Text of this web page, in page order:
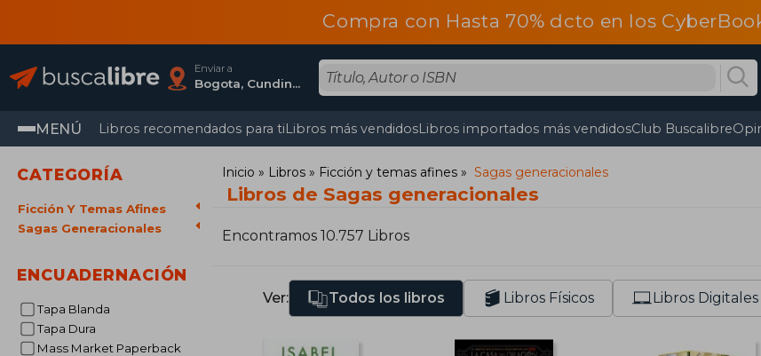
Compra con Hasta 70% dcto en los
Enviar a
Bogota, Cundinamarca
MENÚ Libros recomendados para tiLibros más vendidosLibros importados más vendidosClub Buscalibre
CATEGORÍA
Ficción Y Temas Afines
Sagas Generacionales
ENCUADERNACIÓN
Tapa Blanda
Tapa Dura
Mass Market Paperback
Inicio Libros Ficción y temas afines Sagas generacionales
Libros de Sagas generacionales
Encontramos 10.757 Libros
Ver: Todos los libros Libros Físicos Libros Digitales